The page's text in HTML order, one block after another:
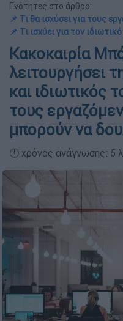
Ενότητες στο άρθρο:
📌 Τι θα ισχύσει για τους
📌 Τι ισχύει για τον
Κακοκαιρία
λειτουργήσει
και ιδιωτικός
τους
μπορούν να
🕛 χρόνος ανάγνωσης: 5